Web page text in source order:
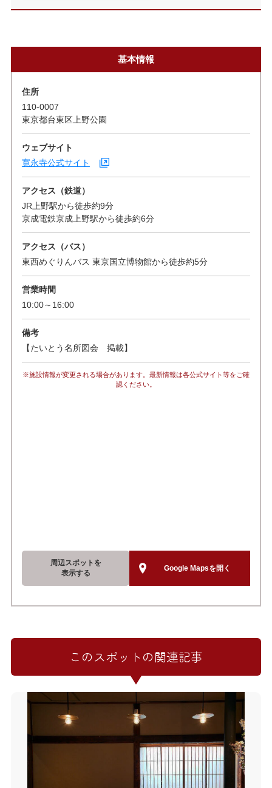
基本情報
住所
110-0007
東京都台東区上野公園
ウェブサイト
寛永寺公式サイト
アクセス（鉄道）
JR上野駅から徒歩約9分
京成電鉄京成上野駅から徒歩約6分
アクセス（バス）
東西めぐりんバス 東京国立博物館から徒歩約5分
営業時間
10:00～16:00
備考
【たいとう名所図会 掲載】
※施設情報が変更される場合があります。最新情報は各公式サイト等をご確
認ください。
周辺スポットを
表示する
Google Mapsを開く
このスポットの関連記事